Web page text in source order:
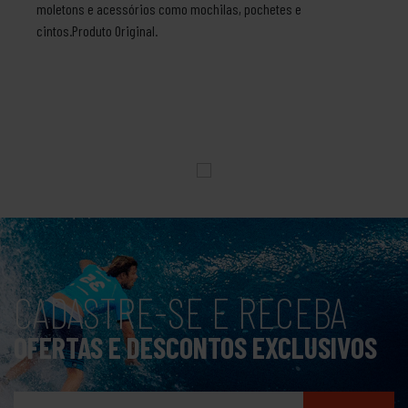
moletons e acessórios como mochilas, pochetes e
cintos.Produto Original.
CADASTRE-SE E RECEBA
OFERTAS E DESCONTOS EXCLUSIVOS